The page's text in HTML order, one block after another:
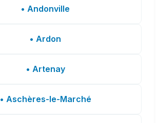
• Andonville
• Ardon
• Artenay
• Aschères-le-Marché